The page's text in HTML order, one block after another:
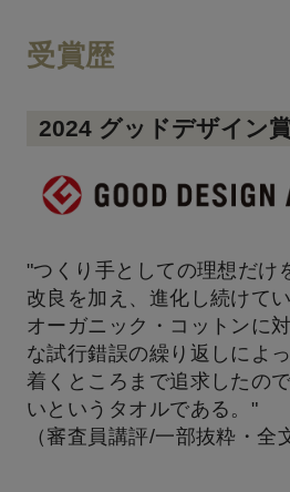
受賞歴
2024 グッドデザイン
"つくり手としての理想だけ
改良を加え、進化し続けて
オーガニック・コットンに
な試行錯誤の繰り返しによ
着くところまで追求したの
いというタオルである。"
（審査員講評/一部抜粋・全